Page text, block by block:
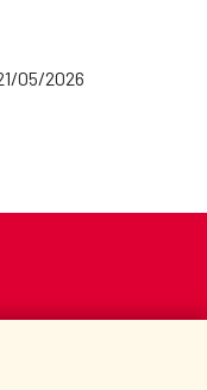
05/2026